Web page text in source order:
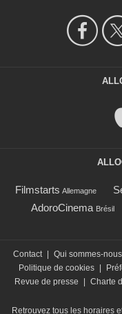
Filmstarts Allemagne
AdoroCinema Brésil
Contact | Qui sommes-nous
Politique de cookies |
Revue de presse
| Charte
Retrouvez tous les horaires